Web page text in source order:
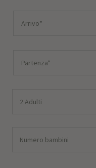
2 Adulti
Numero bambini